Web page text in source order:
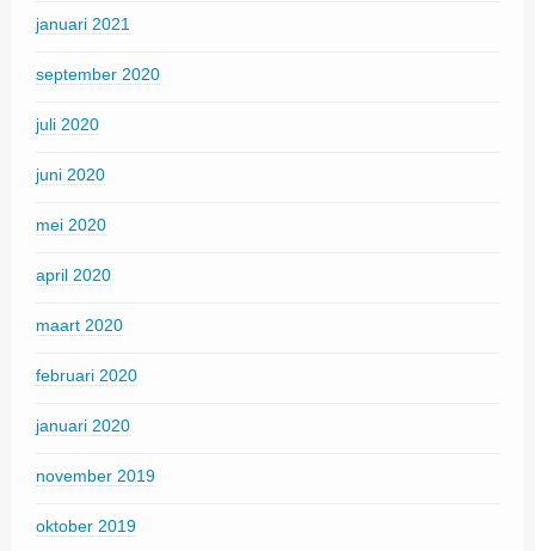
januari 2021
september 2020
juli 2020
juni 2020
mei 2020
april 2020
maart 2020
februari 2020
januari 2020
november 2019
oktober 2019